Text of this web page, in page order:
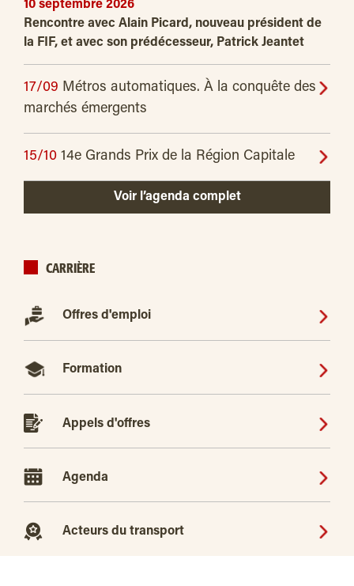
10 septembre 2026
Rencontre avec Alain Picard, nouveau président de
la FIF, et avec son prédécesseur, Patrick Jeantet
17/09 Métros automatiques. À la conquête des
marchés émergents
15/10 14e Grands Prix de la Région Capitale
Voir l’agenda complet
CARRIÈRE
Offres d'emploi
Formation
Appels d'offres
Agenda
Acteurs du transport